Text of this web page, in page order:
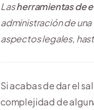
Lasherramientas de
administración de
aspectos legales,
Si acabas de dar el
complejidad de